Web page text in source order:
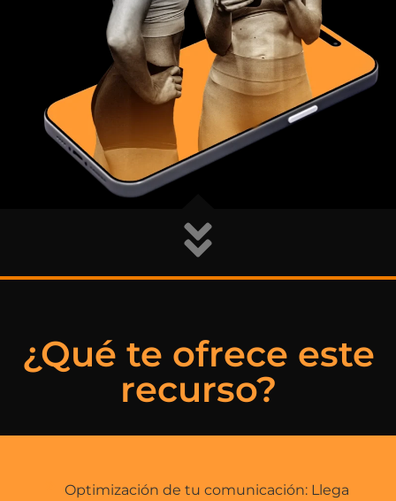
¿Qué te ofrece este
recurso?
Optimización de tu comunicación: Llega